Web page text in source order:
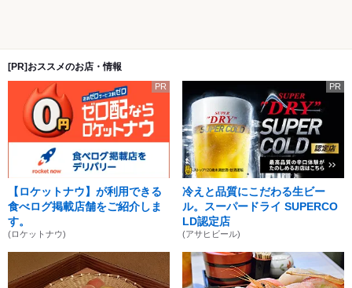
[PR]おススメのお店・情報
PR
【ロケットナウ】が利用できる
食べログ掲載店舗をご紹介しま
す。
(ロケットナウ)
PR
冷えと品質にこだわる生ビー
ル。スーパードライ SUPERCO
LD認定店
(アサヒビール)